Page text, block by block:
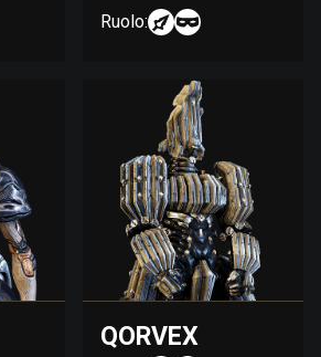
Ruolo:
QORVEX